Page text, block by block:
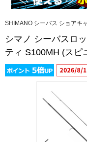
SHIMANO シーバス ショアキ
シマノ シーバスロ
ティ S100MH (スピ